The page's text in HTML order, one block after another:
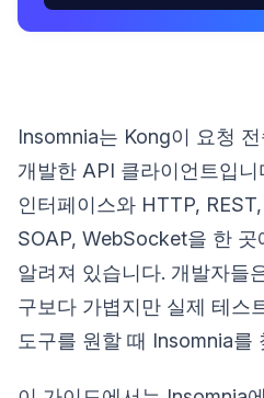
Insomnia는 Kong이 요청
개발한 API 클라이언트입
인터페이스와 HTTP,
SOAP, WebSocket을 한
알려져 있습니다. 개발자들
구보다 가볍지만 실제 테스
도구를 원할 때 Insomnia를